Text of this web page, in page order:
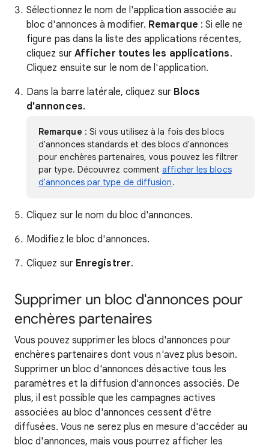
Sélectionnez le nom de l'application associée au
bloc d'annonces à modifier. Remarque : Si elle ne
figure pas dans la liste des applications récentes,
cliquez sur Afficher toutes les applications.
Cliquez ensuite sur le nom de l'application.
Dans la barre latérale, cliquez sur Blocs
d'annonces.
Remarque : Si vous utilisez à la fois des blocs
d'annonces standards et des blocs d'annonces
pour enchères partenaires, vous pouvez les filtrer
par type. Découvrez commentafficher les blocs
d'annonces par type de diffusion.
Cliquez sur le nom du bloc d'annonces.
Modifiez le bloc d'annonces.
Cliquez sur Enregistrer.
Supprimer un bloc d'annonces pour
enchères partenaires
Vous pouvez supprimer les blocs d'annonces pour
enchères partenaires dont vous n'avez plus besoin.
Supprimer un bloc d'annonces désactive tous les
paramètres et la diffusion d'annonces associés. De
plus, il est possible que les campagnes actives
associées au bloc d'annonces cessent d'être
diffusées. Vous ne serez plus en mesure d'accéder au
bloc d'annonces, mais vous pourrez afficher les